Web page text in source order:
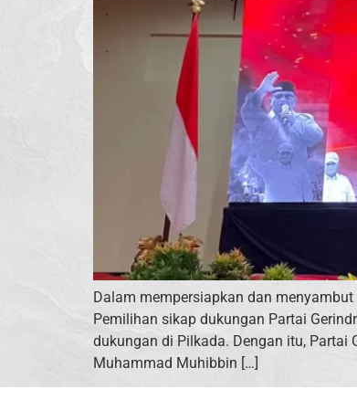
Dalam mempersiapkan dan
Pemilihan sikap dukungan Partai
dukungan di Pilkada. Dengan itu, Partai
Muhammad Muhibbin […]